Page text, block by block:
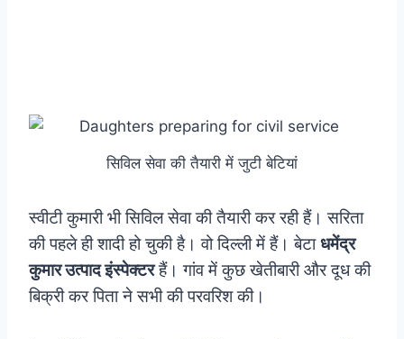
सिविल सेवा की तैयारी में जुटी बेटियां
स्वीटी कुमारी भी सिविल सेवा की तैयारी कर रही हैं। सरिता
की पहले ही शादी हो चुकी है। वो दिल्ली में हैं। बेटाधमेंद्र
कुमार उत्पाद इंस्पेक्टरहैं। गांव में कुछ खेतीबारी और दूध की
बिक्री कर पिता ने सभी की परवरिश की।